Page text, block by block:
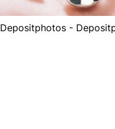
Depositphotos -